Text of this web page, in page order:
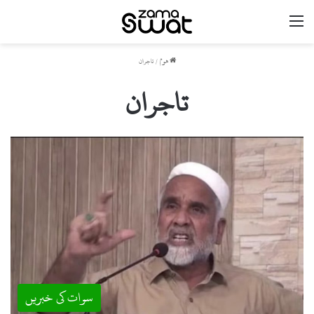
ھوم / تاجران
تاجران
سوات کی خبریں